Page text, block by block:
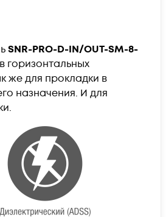
SNR-PRO-D-IN/OUT-SM-8-
горизонтальных
же для прокладки в
назначения. И для